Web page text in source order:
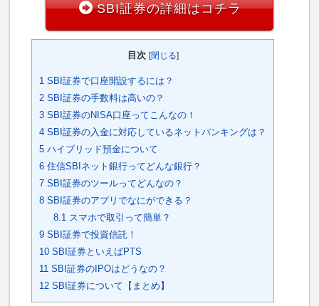
SBI証券の詳細はコチラ
目次 [閉じる]
1 SBI証券で口座開設するには？
2 SBI証券の手数料は高いの？
3 SBI証券のNISA口座ってこんなの！
4 SBI証券の入金に対応しているネットバンキングは？
5 ハイブリッド預金について
6 住信SBIネット銀行ってどんな銀行？
7 SBI証券のツールってどんなの？
8 SBI証券のアプリでなにができる？
8.1スマホで取引って簡単？
9 SBI証券で投資信託！
10 SBI証券といえばPTS
11 SBI証券のIPOはどうなの？
12 SBI証券について【まとめ】